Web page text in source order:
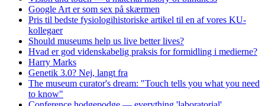
Google Art er som sex på skærmen
Pris til bedste fysiologihistoriske artikel til en af vores KU-
kollegaer
Should museums help us live better lives?
Hvad er god videnskabelig praksis for formidling i medierne?
Harry Marks
Genetik 3.0? Nej, langt fra
The museum curator's dream: "Touch tells you what you need
to know"